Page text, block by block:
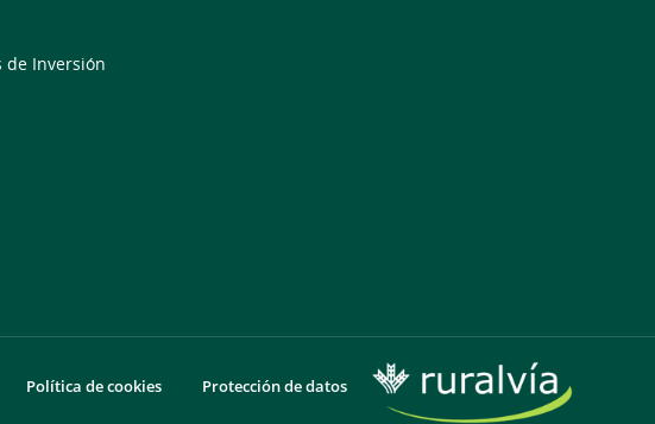
de Inversión
Política de cookies Protección de datos